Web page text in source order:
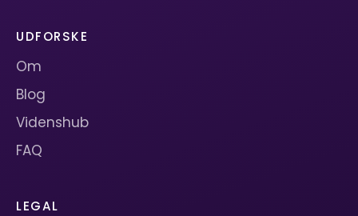
UDFORSKE
Om
Blog
Videnshub
FAQ
LEGAL